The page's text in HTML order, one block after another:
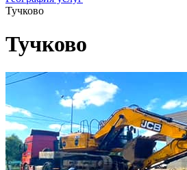
Тучково
Тучково